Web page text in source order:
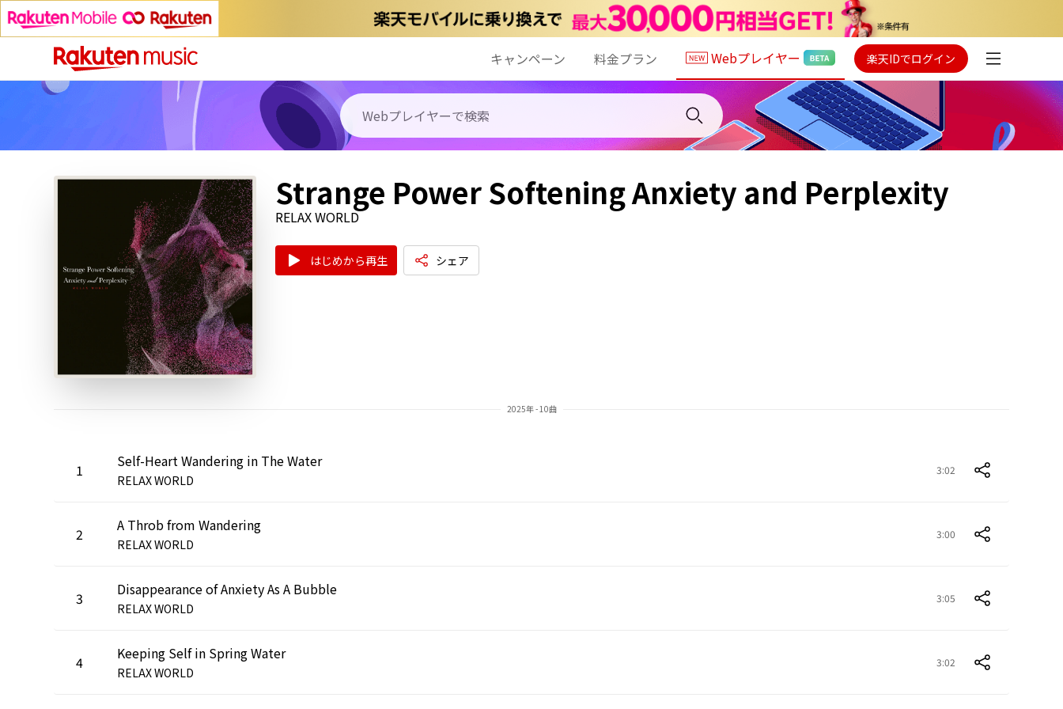
キャンペーン 料金プラン Webプレイヤー 楽天IDでログイン
Strange Power Softening Anxiety and Perplexity
RELAX WORLD
はじめから再生 シェア
2025年 - 10曲
1 Self-Heart Wandering in The Water
RELAX WORLD
3:02
2 A Throb from Wandering
RELAX WORLD
3:00
3 Disappearance of Anxiety As A Bubble
RELAX WORLD
3:05
4 Keeping Self in Spring Water
RELAX WORLD
3:02